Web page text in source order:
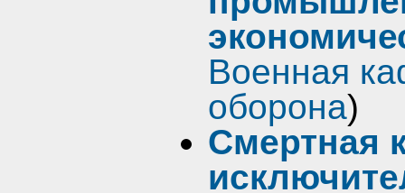
Военная
оборона)
Смертная